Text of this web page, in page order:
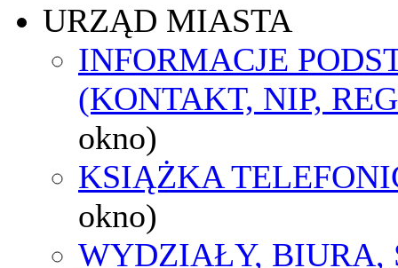
URZĄD MIASTA
INFORMACJE
(KONTAKT, NIP,
okno)
KSIĄŻKA
okno)
WYDZIAŁY, BIURA,